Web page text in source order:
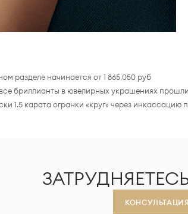
разделе начинается от 1 865 050 руб
все бриллианты в ювелирных украшениях
1.5 карата огранки «круг» через